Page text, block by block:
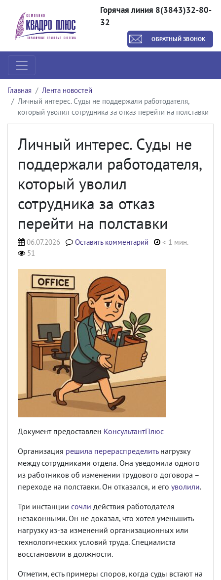
Горячая линия 8(3843)32-80-
32
ОБРАТНЫЙ ЗВОНОК
Главная
Лента новостей
Личный интерес. Суды не поддержали работодателя,
который уволил сотрудника за отказ перейти на полставки
Личный интерес. Суды не
поддержали работодателя,
который уволил
сотрудника за отказ
перейти на полставки
06.07.2026 Оставить комментарий
< 1 мин.
51
Документ предоставлен КонсультантПлюс
Организация решила перераспределитьнагрузку
между сотрудниками отдела. Она уведомила одного
из работников об изменении трудового договора –
переходе на полставки. Он отказался, и его уволили.
Три инстанции сочли действия работодателя
незаконными. Он не доказал, что хотел уменьшить
нагрузку из-за изменений организационных или
технологических условий труда. Специалиста
восстановили в должности.
Отметим, есть примеры споров, когда суды встают на